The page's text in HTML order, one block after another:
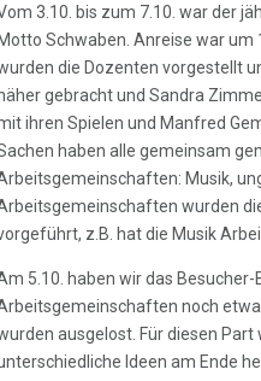
3.10. bis zum 7.10. war der
Motto Schwaben. Anreise war um
die Dozenten vorgestellt
gebracht und Sandra
ihren Spielen und Manfred
haben alle gemeinsam
Musik,
wurden
z.B. hat die Musik
5.10. haben wir das
noch
ausgelost. Für diesen
Ideen am Ende